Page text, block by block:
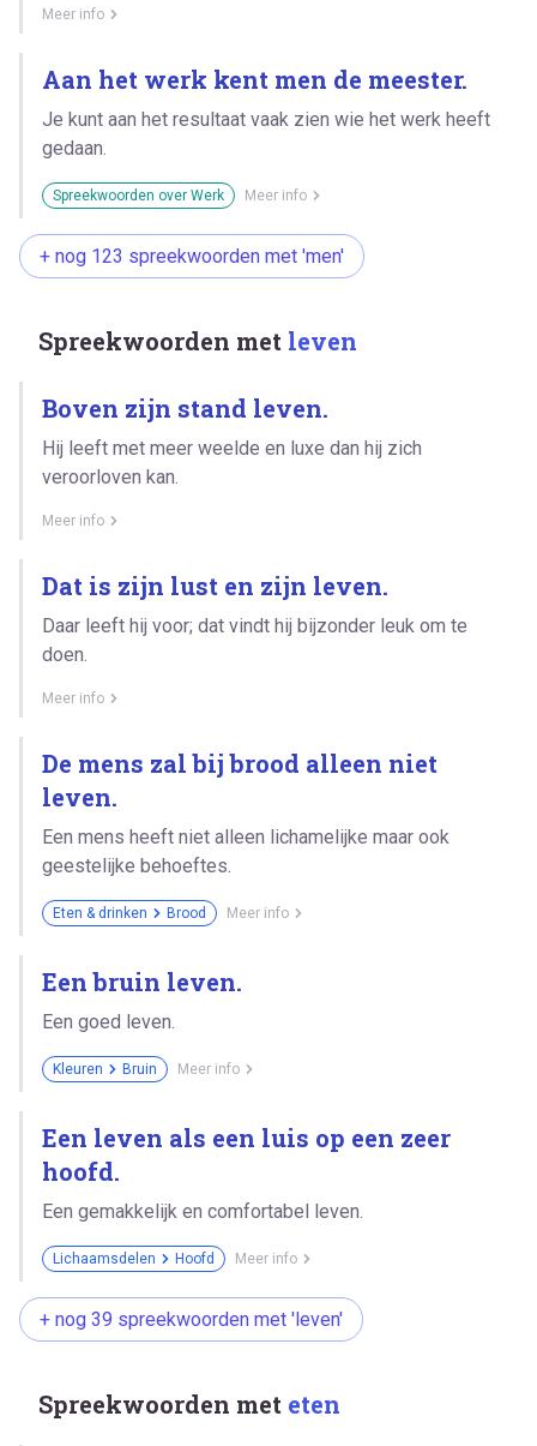
Meer info
Aan het werk kent men de meester.
Je kunt aan het resultaat vaak zien wie het werk heeft
gedaan.
Spreekwoorden over Werk Meer info
+ nog 123 spreekwoorden met 'men'
Spreekwoorden met leven
Boven zijn stand leven.
Hij leeft met meer weelde en luxe dan hij zich
veroorloven kan.
Meer info
Dat is zijn lust en zijn leven.
Daar leeft hij voor; dat vindt hij bijzonder leuk om te
doen.
Meer info
De mens zal bij brood alleen niet
leven.
Een mens heeft niet alleen lichamelijke maar ook
geestelijke behoeftes.
Eten & drinken Brood Meer info
Een bruin leven.
Een goed leven.
Kleuren Bruin Meer info
Een leven als een luis op een zeer
hoofd.
Een gemakkelijk en comfortabel leven.
Lichaamsdelen Hoofd Meer info
+ nog 39 spreekwoorden met 'leven'
Spreekwoorden met eten